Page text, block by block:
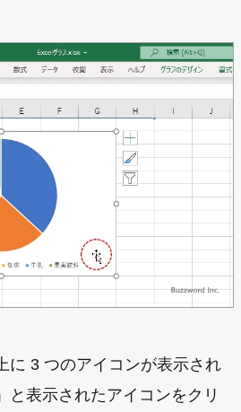
に 3 つのアイコンが表示され
と表示されたアイコンをクリ